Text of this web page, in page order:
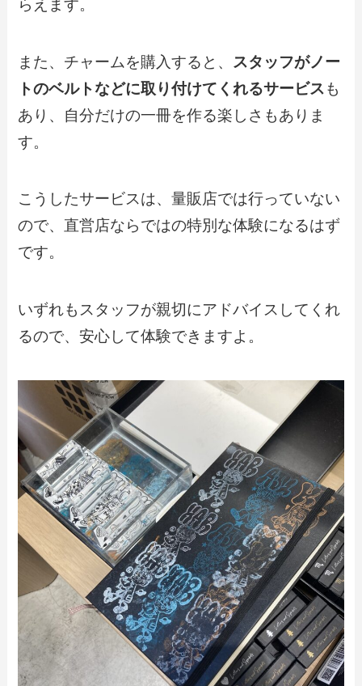
らえます。
また、チャームを購入すると、 スタッフがノー
トのベルトなどに取り付けてくれるサービス も
あり、自分だけの一冊を作る楽しさもありま
す。
こうしたサービスは、量販店では行っていない
ので、直営店ならではの特別な体験になるはず
です。
いずれもスタッフが親切にアドバイスしてくれ
るので、安心して体験できますよ。